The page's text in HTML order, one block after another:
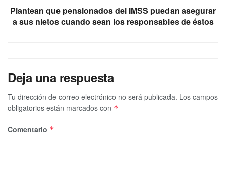
Plantean que pensionados del IMSS puedan asegurar
a sus nietos cuando sean los responsables de éstos
Deja una respuesta
Tu dirección de correo electrónico no será publicada. Los campos
obligatorios están marcados con *
Comentario *